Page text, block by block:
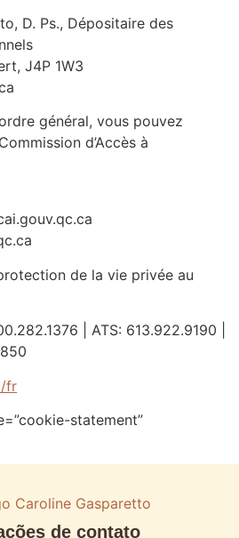
D. Ps., Dépositaire des
J4P 1W3
général, vous pouvez
d’Accès à
de la vie privée au
| ATS: 613.922.9190 |
fr
statement”
de contato